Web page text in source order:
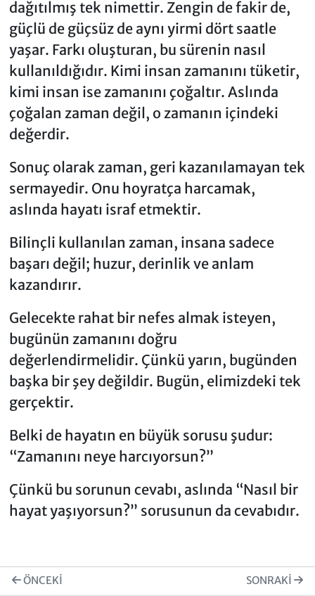
dağıtılmış tek nimettir. Zengin de fakir de,
güçlü de güçsüz de aynı yirmi dört saatle
yaşar. Farkı oluşturan, bu sürenin nasıl
kullanıldığıdır. Kimi insan zamanını tüketir,
kimi insan ise zamanını çoğaltır. Aslında
çoğalan zaman değil, o zamanın içindeki
değerdir.
Sonuç olarak zaman, geri kazanılamayan tek
sermayedir. Onu hoyratça harcamak,
aslında hayatı israf etmektir.
Bilinçli kullanılan zaman, insana sadece
başarı değil; huzur, derinlik ve anlam
kazandırır.
Gelecekte rahat bir nefes almak isteyen,
bugünün zamanını doğru
değerlendirmelidir. Çünkü yarın, bugünden
başka bir şey değildir. Bugün, elimizdeki tek
gerçektir.
Belki de hayatın en büyük sorusu şudur:
“Zamanını neye harcıyorsun?”
Çünkü bu sorunun cevabı, aslında “Nasıl bir
hayat yaşıyorsun?” sorusunun da cevabıdır.
ÖNCEKI SONRAKI